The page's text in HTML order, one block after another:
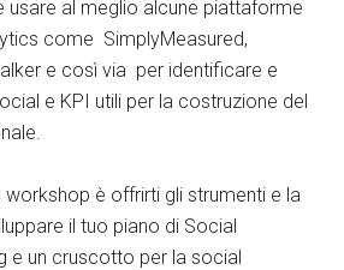
usare al meglio alcune piattaforme
come SimplyMeasured,
e così via per identificare e
e KPI utili per la costruzione del
workshop è offrirti gli strumenti e la
il tuo piano di Social
e un cruscotto per la social